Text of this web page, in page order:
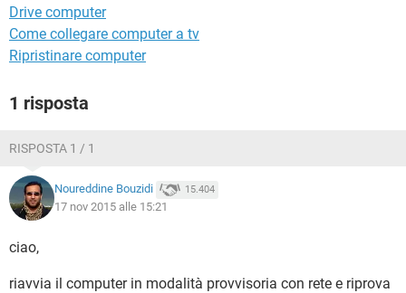
Drive computer
Come collegare computer a tv
Ripristinare computer
1 risposta
RISPOSTA 1 / 1
Noureddine Bouzidi 15.404
17 nov 2015 alle 15:21
ciao,
riavvia il computer in modalità provvisoria con rete e riprova